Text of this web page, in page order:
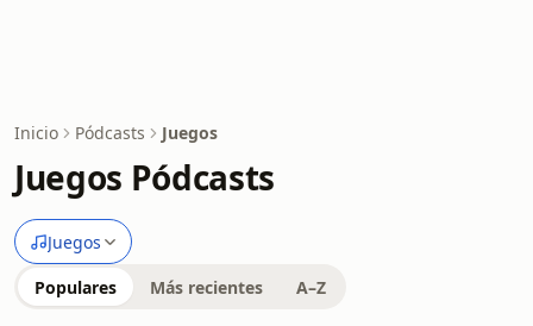
Inicio Pódcasts Juegos
Juegos Pódcasts
Juegos
Populares Más recientes A–Z